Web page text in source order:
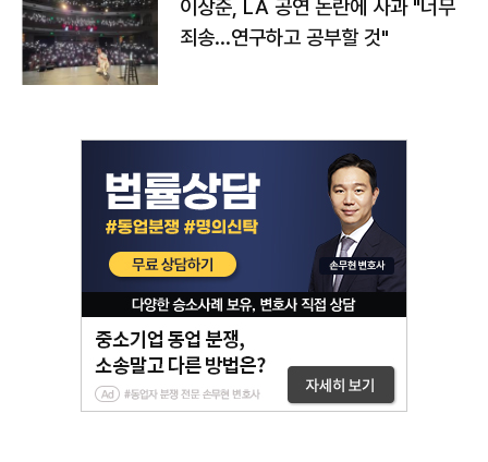
이상준, LA 공연 논란에 사과 "너무
죄송…연구하고 공부할 것"